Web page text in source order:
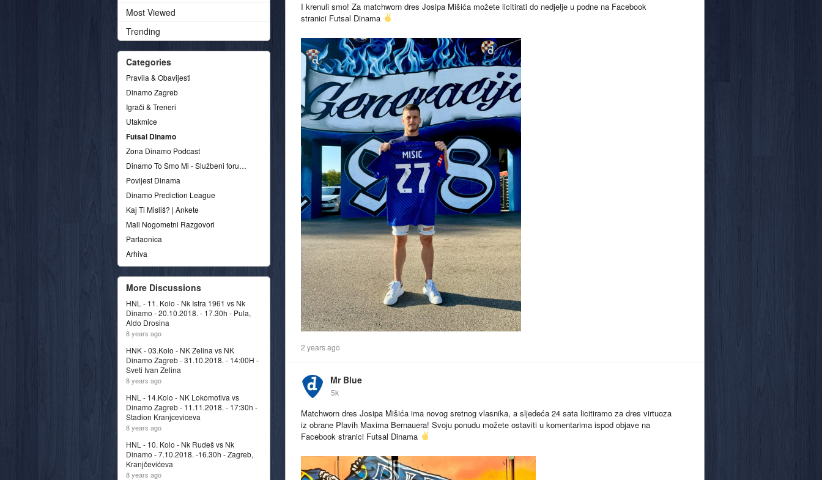
I krenuli smo! Za matchworn dres Josipa Mišića možete licitirati do nedjelje u podne na Facebook
stranici Futsal Dinama
2 years ago
Mr Blue
5k
Matchworn dres Josipa Mišića ima novog sretnog vlasnika, a sljedeća 24 sata licitiramo za dres virtuoza
iz obrane Plavih Maxima Bernauera! Svoju ponudu možete ostaviti u komentarima ispod objave na
Facebook stranici Futsal Dinama
Most Viewed
Trending
Categories
Pravila & Obavijesti
Dinamo Zagreb
Igrači & Treneri
Utakmice
Futsal Dinamo
Zona Dinamo Podcast
Dinamo To Smo Mi - Službeni forum udruge
Povijest Dinama
Dinamo Prediction League
Kaj Ti Misliš? | Ankete
Mali Nogometni Razgovori
Parlaonica
Arhiva
More Discussions
HNL - 11. Kolo - Nk Istra 1961 vs Nk
Dinamo - 20.10.2018. - 17.30h - Pula,
Aldo Drosina
8 years ago
HNK - 03.Kolo - NK Zelina vs NK
Dinamo Zagreb - 31.10.2018. - 14:00H -
Sveti Ivan Zelina
8 years ago
HNL - 14.Kolo - NK Lokomotiva vs
Dinamo Zagreb - 11.11.2018. - 17:30h -
Stadion Kranjceviceva
8 years ago
HNL - 10. Kolo - Nk Rudeš vs Nk
Dinamo - 7.10.2018. -16.30h - Zagreb,
Kranjčevićeva
8 years ago